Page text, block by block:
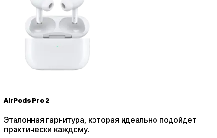
AirPods Pro 2
Эталонная гарнитура, которая идеально подойдет
практически каждому.